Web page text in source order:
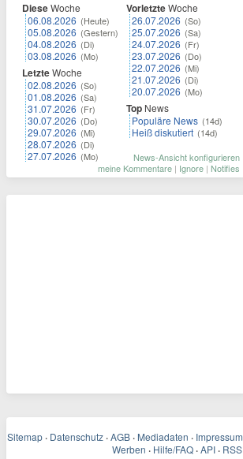
DieseWoche
06.08.2026 (Heute)
05.08.2026 (Gestern)
04.08.2026 (Di)
03.08.2026 (Mo)
LetzteWoche
02.08.2026 (So)
01.08.2026 (Sa)
31.07.2026 (Fr)
30.07.2026 (Do)
29.07.2026 (Mi)
28.07.2026 (Di)
27.07.2026 (Mo)
VorletzteWoche
26.07.2026 (So)
25.07.2026 (Sa)
24.07.2026 (Fr)
23.07.2026 (Do)
22.07.2026 (Mi)
21.07.2026 (Di)
20.07.2026 (Mo)
Top News
Populäre News (14d)
Heiß diskutiert (14d)
News-Ansicht konfigurieren
meine Kommentare | Ignore | Notifies
Sitemap · Datenschutz · AGB · Mediadaten · Impressum
Werben · Hilfe/FAQ · API · RSS